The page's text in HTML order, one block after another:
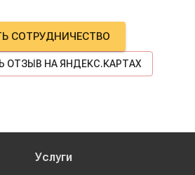
сделал
правильно
нюансах,
повлияли на
СОТРУДНИЧЕСТВО
ОТЗЫВ НА ЯНДЕКС.КАРТАХ
Услуги